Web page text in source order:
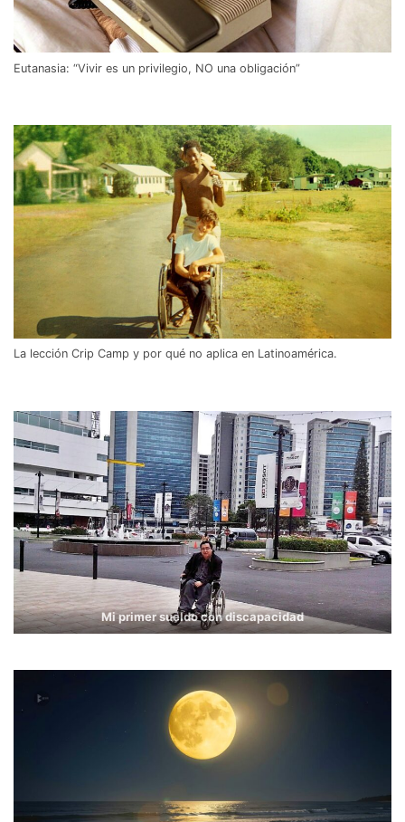
Eutanasia: “Vivir es un privilegio, NO una obligación”
La lección Crip Camp y por qué no aplica en Latinoamérica.
Mi primer sueldo con discapacidad